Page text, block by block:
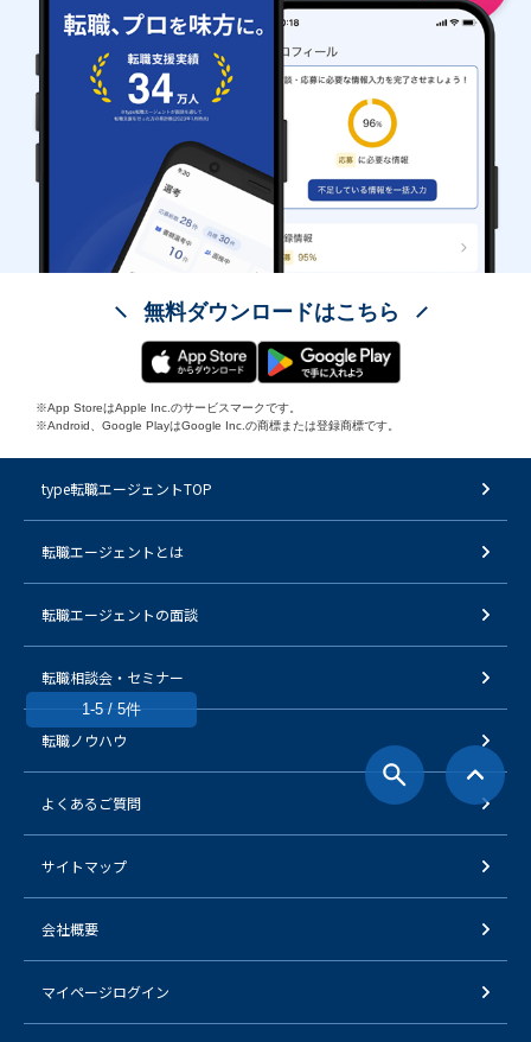
1-5 / 5件
無料ダウンロードはこちら
※App StoreはApple Inc.のサービスマークです。
※Android、Google PlayはGoogle Inc.の商標または登録商標です。
type転職エージェントTOP
転職エージェントとは
転職エージェントの面談
転職相談会・セミナー
転職ノウハウ
よくあるご質問
サイトマップ
会社概要
マイページログイン